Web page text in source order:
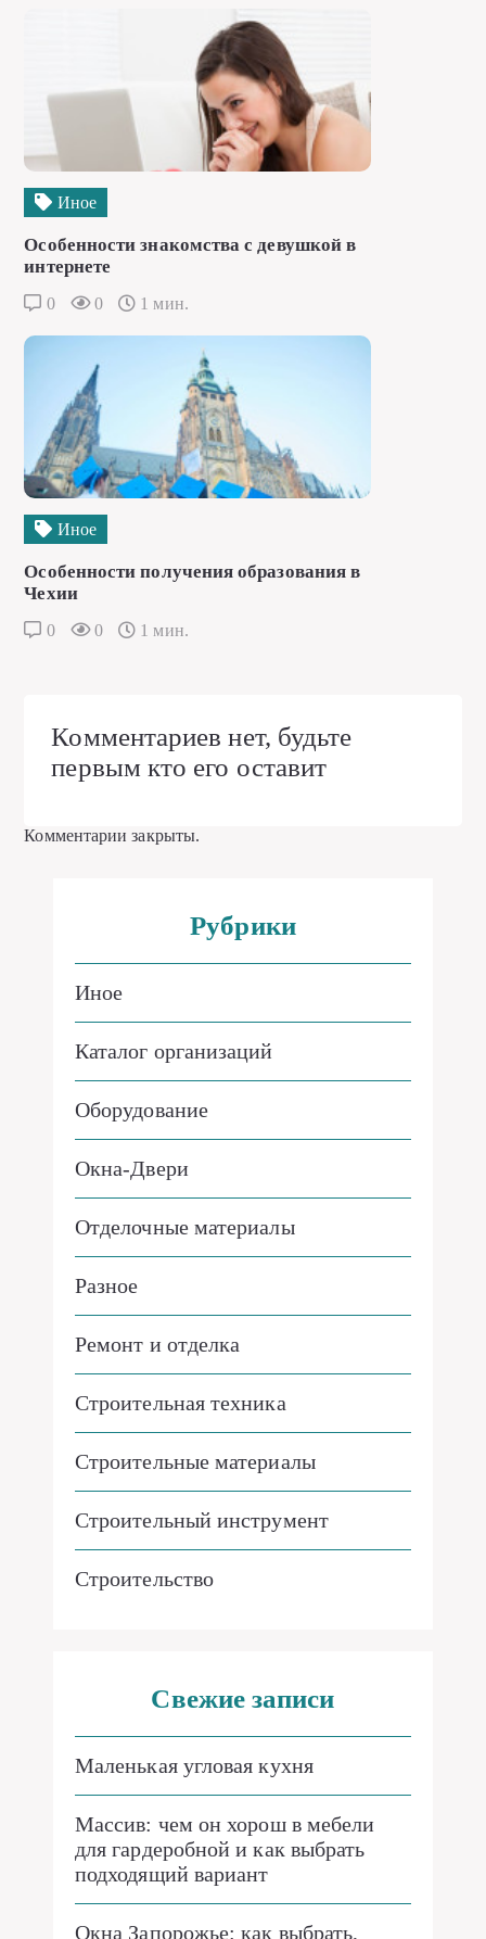
Иное
Особенности знакомства с девушкой в
интернете
0 0 1 мин.
Иное
Особенности получения образования в
Чехии
0 0 1 мин.
Комментариев нет, будьте
первым кто его оставит
Комментарии закрыты.
Рубрики
Иное
Каталог организаций
Оборудование
Окна-Двери
Отделочные материалы
Разное
Ремонт и отделка
Строительная техника
Строительные материалы
Строительный инструмент
Строительство
Свежие записи
Маленькая угловая кухня
Массив: чем он хорош в мебели
для гардеробной и как выбрать
подходящий вариант
Окна Запорожье: как выбрать,